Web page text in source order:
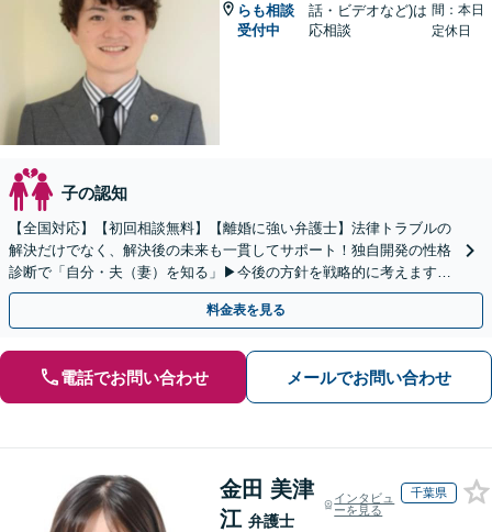
らも相談
受付中
話・ビデオなど)は
応相談
間：本日
定休日
子の認知
【全国対応】【初回相談無料】【離婚に強い弁護士】法律トラブルの
解決だけでなく、解決後の未来も一貫してサポート！独自開発の性格
診断で「自分・夫（妻）を知る」▶︎今後の方針を戦略的に考えます！
【休日夜間／オンライン相談OK】
料金表を見る
電話でお問い合わせ メールでお問い合わせ
金田 美津
江 弁護士
インタビュ
ーを見る
千葉県